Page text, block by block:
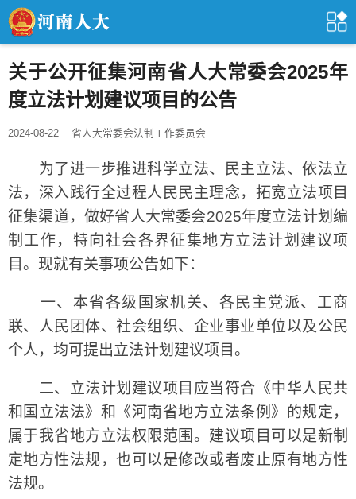
关于公开征集河南省人大常委会2025年
度立法计划建议项目的公告
2024-08-22 省人大常委会法制工作委员会
为了进一步推进科学立法、民主立法、依法立
法，深入践行全过程人民民主理念，拓宽立法项目
征集渠道，做好省人大常委会2025年度立法计划编
制工作，特向社会各界征集地方立法计划建议项
目。现就有关事项公告如下：
一、本省各级国家机关、各民主党派、工商
联、人民团体、社会组织、企业事业单位以及公民
个人，均可提出立法计划建议项目。
二、立法计划建议项目应当符合《中华人民共
和国立法法》和《河南省地方立法条例》的规定，
属于我省地方立法权限范围。建议项目可以是新制
定地方性法规，也可以是修改或者废止原有地方性
法规。